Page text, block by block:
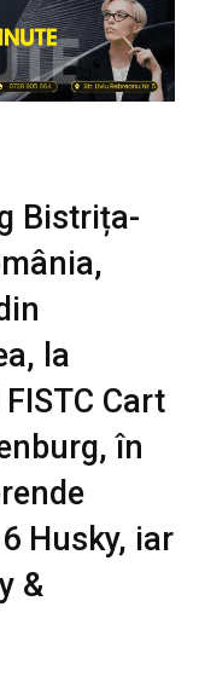
Bistrița-
la
Cart
în
Husky, iar
&